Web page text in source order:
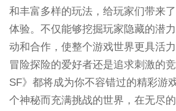
和丰富多样的玩法，给玩家们带来
体验。不仅能够挖掘玩家隐藏的潜
动和合作，使整个游戏世界更具活
冒险探险的爱好者还是追求刺激的
SF》都将成为你不容错过的精彩游
个神秘而充满挑战的世界，在无尽